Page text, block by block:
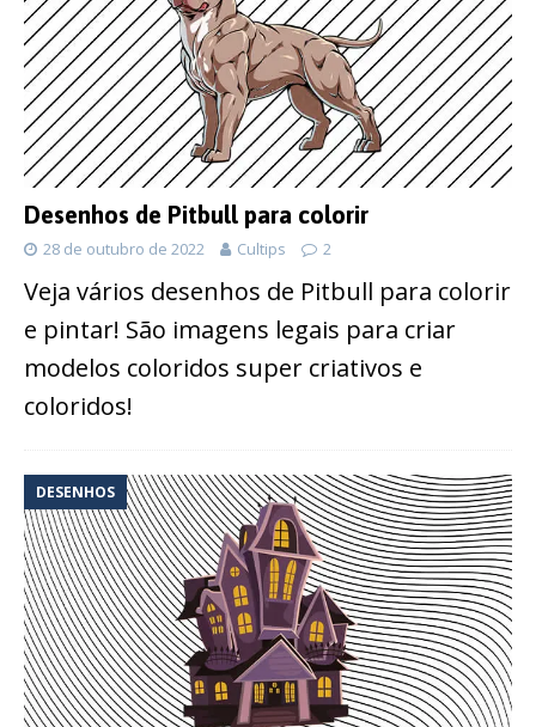
Desenhos de Pitbull para colorir
28 de outubro de 2022 Cultips 2
Veja vários desenhos de Pitbull para colorir
e pintar! São imagens legais para criar
modelos coloridos super criativos e
coloridos!
DESENHOS